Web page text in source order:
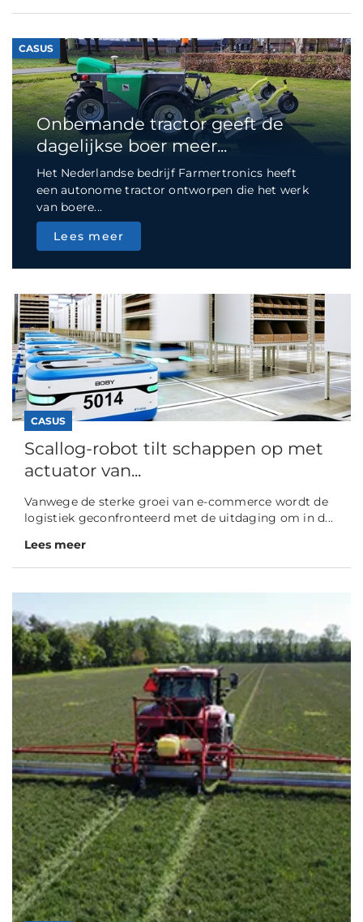
CASUS
Onbemande tractor geeft de
dagelijkse boer meer...
Het Nederlandse bedrijf Farmertronics heeft
een autonome tractor ontworpen die het werk
van boere...
Lees meer
CASUS
Scallog-robot tilt schappen op met
actuator van...
Vanwege de sterke groei van e-commerce wordt de
logistiek geconfronteerd met de uitdaging om in d...
Lees meer